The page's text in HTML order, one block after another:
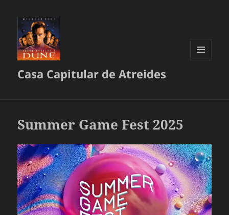
Casa Capitular de Atreides
Summer Game Fest 2025